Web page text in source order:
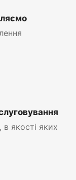
якості яких